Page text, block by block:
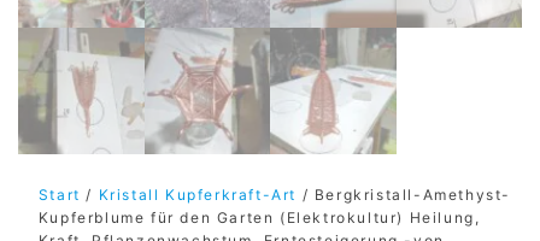
Start / Kristall Kupferkraft-Art / Bergkristall-Amethyst-
Kupferblume für den Garten (Elektrokultur) Heilung,